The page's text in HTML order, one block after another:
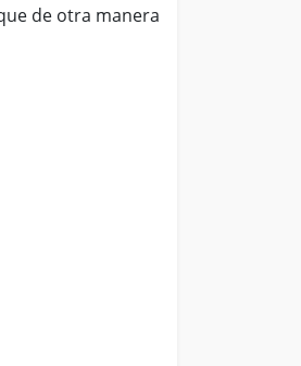
de otra manera